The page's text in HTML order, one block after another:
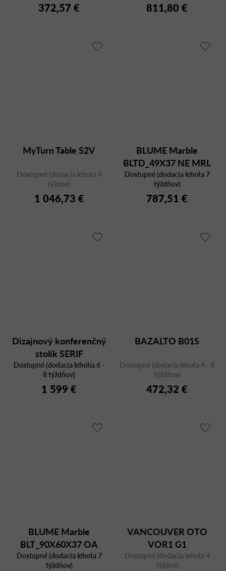
372,57 € 811,80 €
MyTurn Table S2V
Dostupné (dodacia lehota 4
týždne)
1 046,73 €
BLUME Marble
BLTD_49X37 NE MRL
Dostupné (dodacia lehota 7
týždňov)
787,51 €
Dizajnový konferenčný
stolík SERIF
SE/KM/DD, dub,
štvorcový 80x80
Dostupné (dodacia lehoha 6 -
8 týždňov)
1 599 €
BAZALTO B01S
Dostupné (dodacia lehota 4 - 6
týždňov)
472,32 €
BLUME Marble
BLT_90X60X37 OA
MBR
Dostupné (dodacia lehota 7
týždňov)
VANCOUVER OTO
VOR1 G1
Dostupné (dodacia lehota 4
týždne)